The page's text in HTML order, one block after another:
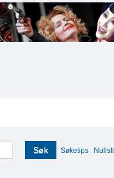
Søk Søketips Nullstill